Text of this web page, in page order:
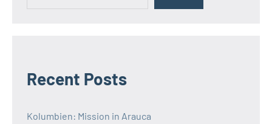
Recent Posts
Kolumbien: Mission in Arauca